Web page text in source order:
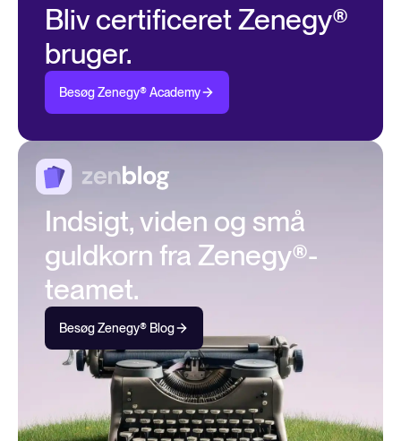
Bliv certificeret Zenegy®
bruger.
Besøg Zenegy® Academy
Indsigt, viden og små
guldkorn fra Zenegy®-
teamet.
Besøg Zenegy® Blog